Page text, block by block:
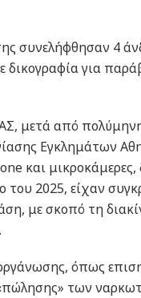
συνελήφθησαν 4
για
μετά από
Εγκλημάτων
και μικροκάμερες,
2025, είχαν
με σκοπό τη
όπως
των